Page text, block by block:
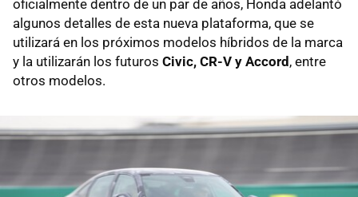
oficialmente dentro de un par de años, Honda adelantó
algunos detalles de esta nueva plataforma, que se
utilizará en los próximos modelos híbridos de la marca
y la utilizarán los futuros Civic, CR-V y Accord , entre
otros modelos.